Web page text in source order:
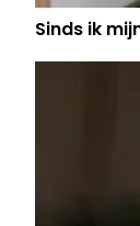
Sinds ik